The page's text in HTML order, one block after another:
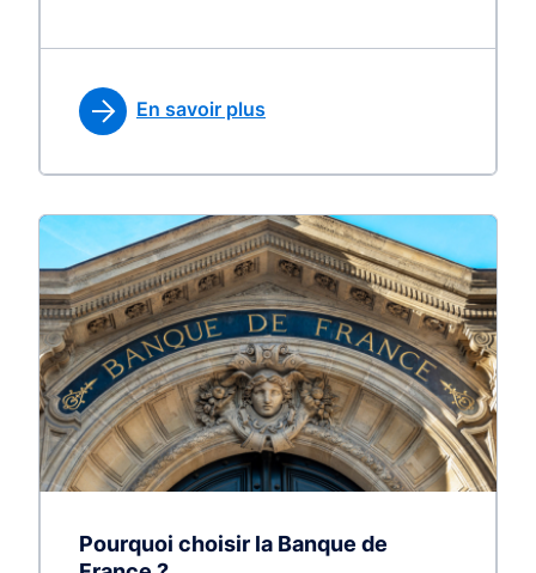
En savoir plus
Pourquoi choisir la Banque de